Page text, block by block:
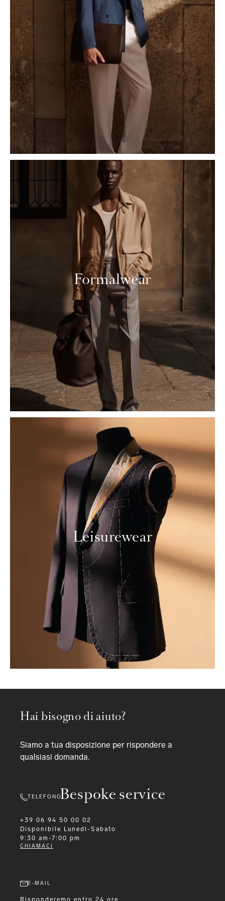
Formalwear
Leisurewear
Bespoke service
Hai bisogno di aiuto?
Siamo a tua disposizione per rispondere a
qualsiasi domanda.
TELEFONO
+39 06 94 50 00 02
Disponibile
Lunedì-Sabato
9:30 am-7:00 pm
CHIAMACI
E-MAIL
Risponderemo entro 24 ore